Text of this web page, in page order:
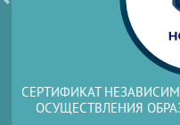
КАЧЕСТВА УСЛОВИЙ
ДЕЯТЕЛЬНОСТИ
Previous